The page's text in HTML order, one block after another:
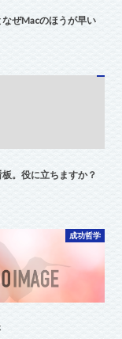
ぜMacのほうが早い
。役に立ちますか？
成功哲学